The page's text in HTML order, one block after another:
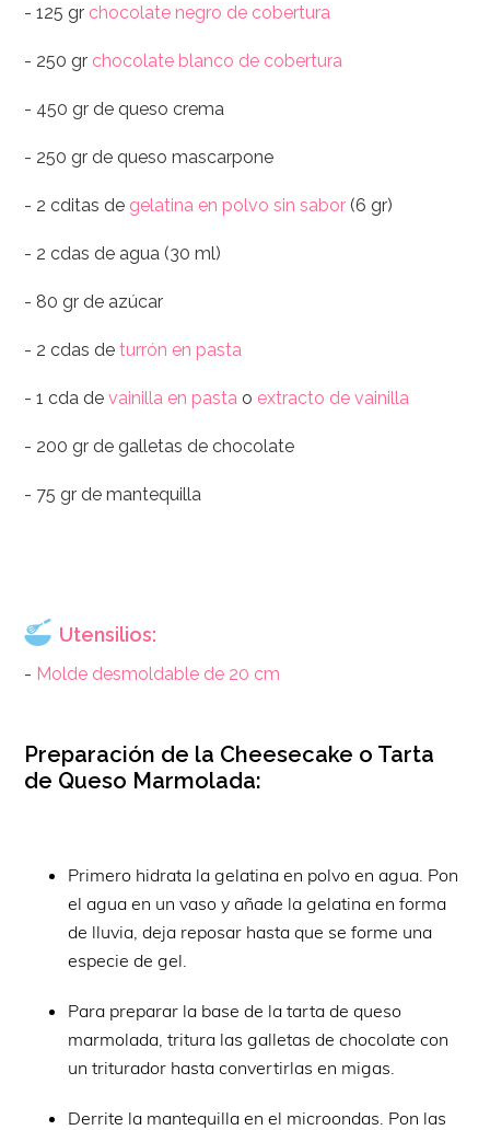
- 125 gr chocolate negro de cobertura
- 250 gr chocolate blanco de cobertura
- 450 gr de queso crema
- 250 gr de queso mascarpone
- 2 cditas de gelatina en polvo sin sabor (6 gr)
- 2 cdas de agua (30 ml)
- 80 gr de azúcar
- 2 cdas deturrón en pasta
- 1 cda de vainilla en pasta o extracto de vainilla
- 200 gr de galletas de chocolate
- 75 gr de mantequilla
Utensilios:
- Molde desmoldable de 20 cm
Preparación de la Cheesecake o Tarta
de Queso Marmolada:
Primero hidrata la gelatina en polvo en agua. Pon
el agua en un vaso y añade la gelatina en forma
de lluvia, deja reposar hasta que se forme una
especie de gel.
Para preparar la base de la tarta de queso
marmolada, tritura las galletas de chocolate con
un triturador hasta convertirlas en migas.
Derrite la mantequilla en el microondas. Pon las